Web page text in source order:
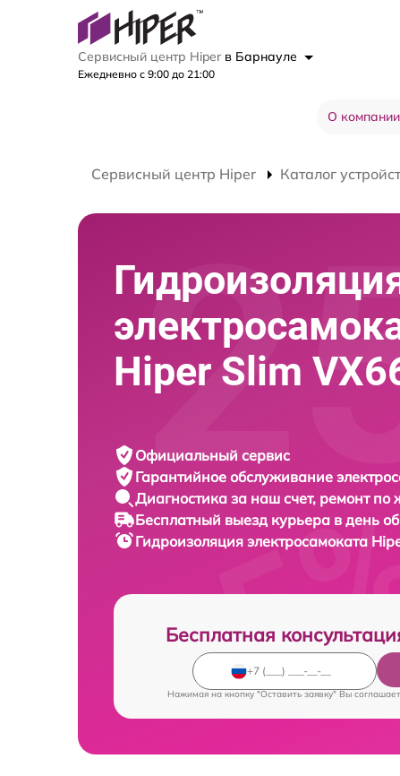
Сервисный центр Hiper в Барнауле
Ежедневно с 9:00 до 21:00
О компании
Сервисный центр Hiper Каталог
Hiper Slim
Официальный сервис
Гарантийное обслуживание
Диагностика за наш счет, ремонт по
Бесплатный выезд курьера в день
Гидроизоляция электросамоката
Бесплатная
Нажимая на кнопку "Оставить заявку" Вы